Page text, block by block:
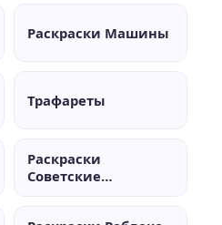
Раскраски Машины
Трафареты
Раскраски
Советские